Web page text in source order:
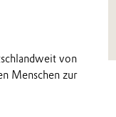
von
Menschen zur